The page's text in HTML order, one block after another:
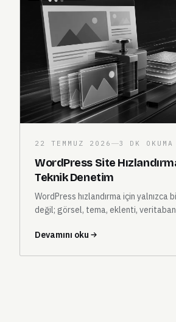
22 TEMMUZ 2026 3 DK OKUMA
WordPress Site
Teknik Denetim
WordPress hızlandırma için
değil; görsel, tema, eklenti,
Devamını oku